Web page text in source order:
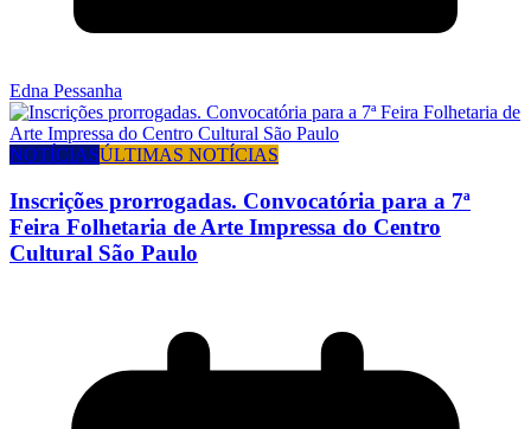
Edna Pessanha
NOTÍCIASÚLTIMAS NOTÍCIAS
Inscrições prorrogadas. Convocatória para a 7ª
Feira Folhetaria de Arte Impressa do Centro
Cultural São Paulo